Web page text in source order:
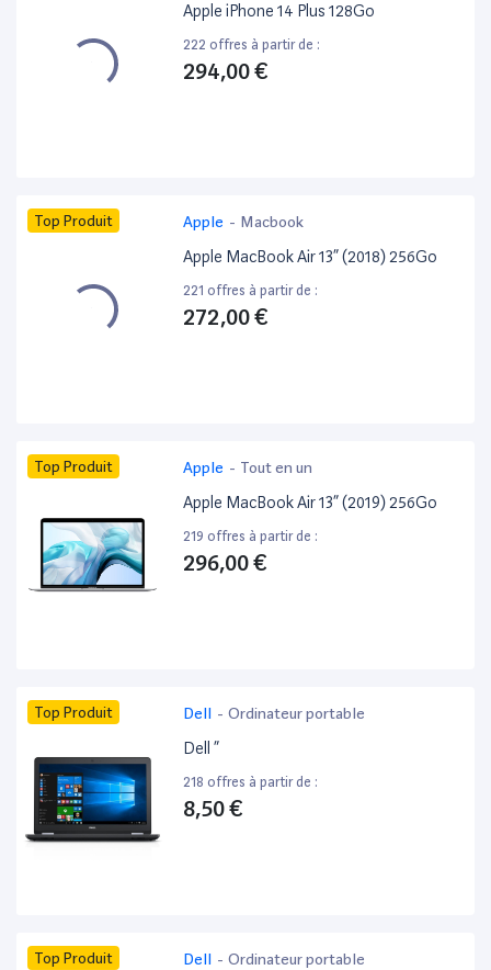
Apple iPhone 14 Plus 128Go
222 offres à partir de :
294,00 €
Top Produit Apple - Macbook
Apple MacBook Air 13” (2018) 256Go
221 offres à partir de :
272,00 €
Top Produit Apple - Tout en un
Apple MacBook Air 13” (2019) 256Go
219 offres à partir de :
296,00 €
Top Produit Dell - Ordinateur portable
Dell ”
218 offres à partir de :
8,50 €
Top Produit Dell - Ordinateur portable